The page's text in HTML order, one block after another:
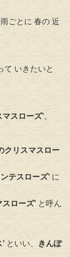
ごとに 春の 近
て いきたいと
マスローズ’。
クリスマスロー
テスローズ’ に
スローズ’ と呼ん
といい、 きんぽ